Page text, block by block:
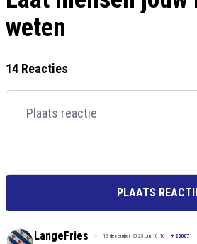
weten
14 Reacties
PLAATS
LangeFries 13 december 2025 om 10:16 + 20007